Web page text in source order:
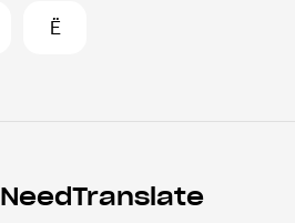
Ё
NeedTranslate